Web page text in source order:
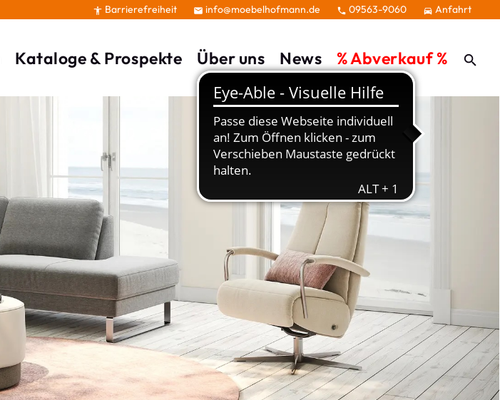
 Barrierefreiheit  info@moebelhofmann.de  09563-9060  Anfahrt
Kataloge & Prospekte Über uns News % Abverkauf %